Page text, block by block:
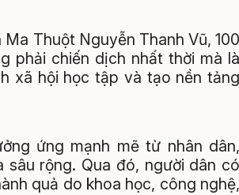
Thuột Nguyễn Thanh Vũ, 100
phải chiến dịch nhất thời mà là
xã hội học tập và tạo nền tảng
ứng mạnh mẽ từ nhân dân,
rộng. Qua đó, người dân có
quả do khoa học, công nghệ,